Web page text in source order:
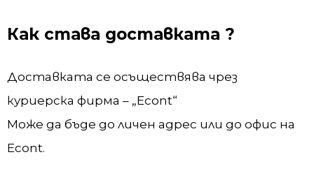
Как става доставката ?
Доставката се осъществява чрез
куриерска фирма – „Econt“
Може да бъде до личен адрес или до офис на
Econt.